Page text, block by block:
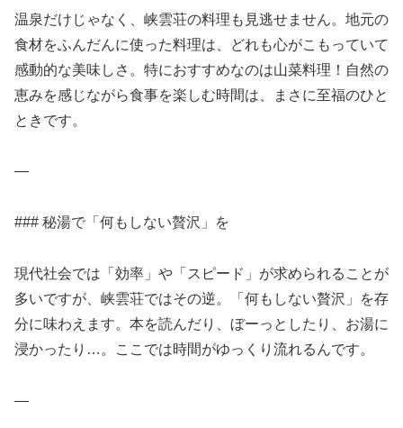
温泉だけじゃなく、峡雲荘の料理も見逃せません。地元の
食材をふんだんに使った料理は、どれも心がこもっていて
感動的な美味しさ。特におすすめなのは山菜料理！自然の
恵みを感じながら食事を楽しむ時間は、まさに至福のひと
ときです。
—
### 秘湯で「何もしない贅沢」を
現代社会では「効率」や「スピード」が求められることが
多いですが、峡雲荘ではその逆。「何もしない贅沢」を存
分に味わえます。本を読んだり、ぼーっとしたり、お湯に
浸かったり…。ここでは時間がゆっくり流れるんです。
—